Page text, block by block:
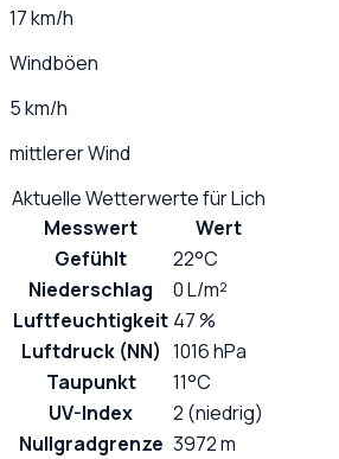
17 km/h
Windböen
5 km/h
mittlerer Wind
Aktuelle Wetterwerte fürLich
Messwert
Wert
Gefühlt
22°C
Niederschlag
0 L/m²
Luftfeuchtigkeit 47 %
Luftdruck (NN) 1016 hPa
Taupunkt
11°C
UV-Index
2 (niedrig)
Nullgradgrenze 3972 m